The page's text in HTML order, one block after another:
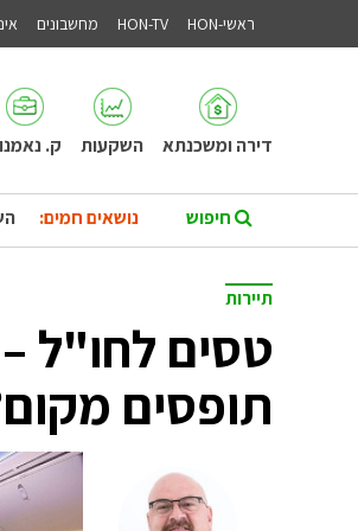
ראשי-HON HON-TV מחשבונים
דירה ומשכנתא השקעות ק.
נושאים חמים:
תיירות
טסים לחו"ל
תופסים